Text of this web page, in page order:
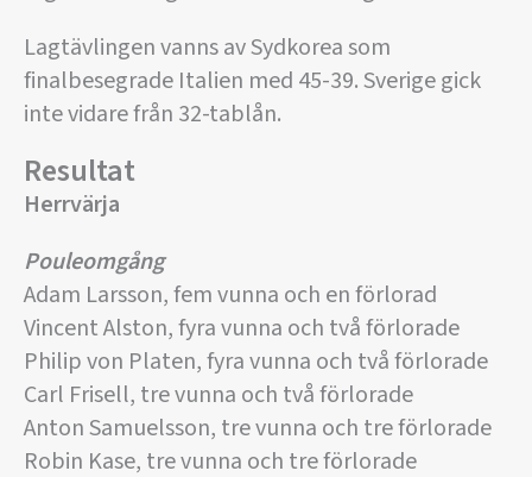
Lagtävlingen vanns av Sydkorea som
finalbesegrade Italien med 45-39. Sverige gick
inte vidare från 32-tablån.
Resultat
Herrvärja
Pouleomgång
Adam Larsson, fem vunna och en förlorad
Vincent Alston, fyra vunna och två förlorade
Philip von Platen, fyra vunna och två förlorade
Carl Frisell, tre vunna och två förlorade
Anton Samuelsson, tre vunna och tre förlorade
Robin Kase, tre vunna och tre förlorade